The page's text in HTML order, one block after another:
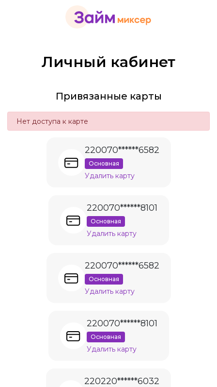
Личный кабинет
Привязанные карты
Нет доступа к карте
220070******6582
Основная
Удалить карту
220070******8101
Основная
Удалить карту
220070******6582
Основная
Удалить карту
220070******8101
Основная
Удалить карту
220220******6032